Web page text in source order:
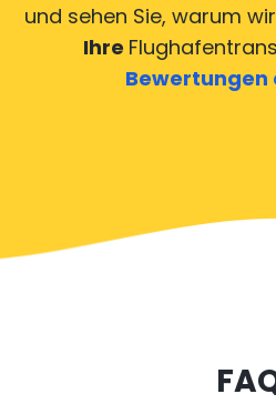
und sehen Sie, warum
Ihre
Bewertungen